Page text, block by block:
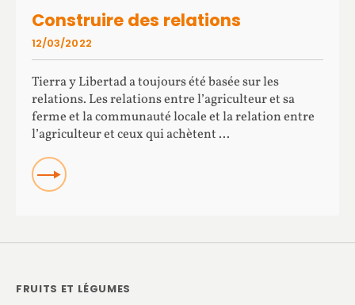
Construire des relations
Tierra y Libertad a toujours été basée sur les
relations. Les relations entre l’agriculteur et sa
ferme et la communauté locale et la relation entre
l’agriculteur et ceux qui achètent ...
READ
12/03/2022
FRUITS ET LÉGUMES